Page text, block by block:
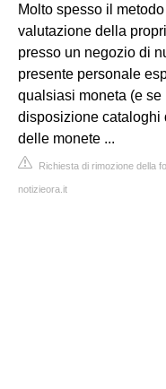
Molto spesso il
valutazione della
presso un negozio di
presente personale
qualsiasi moneta (e
disposizione cataloghi
delle monete ...
Richiesta di rimozione della
notizieora.it